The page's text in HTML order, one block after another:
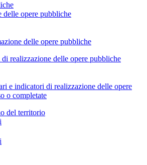
opere pubbliche
delle opere pubbliche
realizzazione delle opere pubbliche
e indicatori di realizzazione delle opere
o completate
del territorio